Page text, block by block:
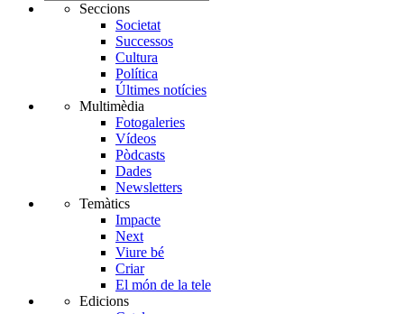
Seccions
Societat
Successos
Cultura
Política
Últimes notícies
Multimèdia
Fotogaleries
Vídeos
Pòdcasts
Dades
Newsletters
Temàtics
Impacte
Next
Viure bé
Criar
El món de la tele
Edicions